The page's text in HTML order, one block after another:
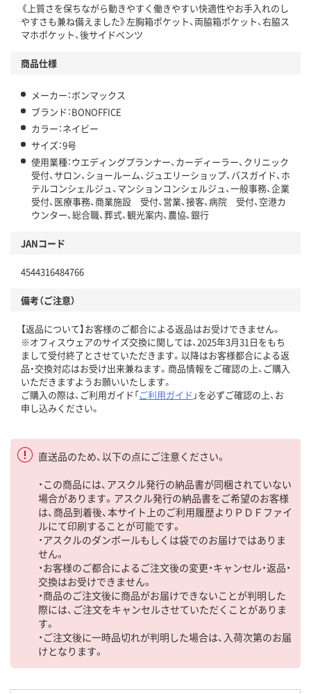
《上質さを保ちながら動きやすく働きやすい快適性やお手入れのし
やすさも兼ね備えました》左胸箱ポケット、両脇箱ポケット、右脇ス
マホポケット、後サイドベンツ
商品仕様
メーカー：ボンマックス
ブランド：BONOFFICE
カラー：ネイビー
サイズ：9号
使用業種：ウエディングプランナー、カーディーラー、クリニック
受付、サロン、ショールーム、ジュエリーショップ、バスガイド、ホ
テルコンシェルジュ、マンションコンシェルジュ、一般事務、企業
受付、医療事務、商業施設 受付、営業、接客、病院 受付、空港カ
ウンター、総合職、葬式、観光案内、農協、銀行
JANコード
4544316484766
備考（ご注意）
【返品について】お客様のご都合による返品はお受けできません。
※オフィスウェアのサイズ交換に関しては、2025年3月31日をもち
まして受付終了とさせていただきます。以降はお客様都合による返
品・交換対応はお受け出来兼ねます。商品情報をご確認の上、ご購入
いただきますようお願いいたします。
ご購入の際は、ご利用ガイド「ご利用ガイド 」を必ずご確認の上、お
申し込みください。
直送品のため、以下の点にご注意ください。
・この商品には、アスクル発行の納品書が同梱されていない
場合があります。アスクル発行の納品書をご希望のお客様
は、商品到着後、本サイト上のご利用履歴よりＰＤＦファイ
ルにて印刷することが可能です。
・アスクルのダンボールもしくは袋でのお届けではありま
せん。
・お客様のご都合によるご注文後の変更・キャンセル・返品・
交換はお受けできません。
・商品のご注文後に商品がお届けできないことが判明した
際には、ご注文をキャンセルさせていただくことがありま
す。
・ご注文後に一時品切れが判明した場合は、入荷次第のお届
けとなります。